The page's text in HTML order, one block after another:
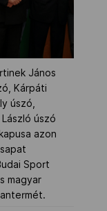
János
Kárpáti
úszó,
úszó
azon
Sport
magyar